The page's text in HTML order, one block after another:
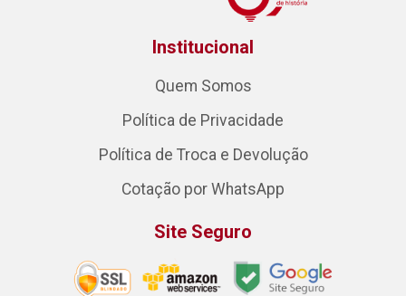
Institucional
Quem Somos
Política de Privacidade
Política de Troca e Devolução
Cotação por WhatsApp
Site Seguro